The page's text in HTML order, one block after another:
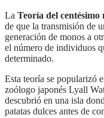
La Teoría del centésimo
de que la transmisión de
generación de monos a
el número de individuos
determinado.
Esta teoría se popularizó en la década de 1970 gracias a la obra del
zoólogo japonés Lyall
descubrió en una isla
patatas dulces antes de